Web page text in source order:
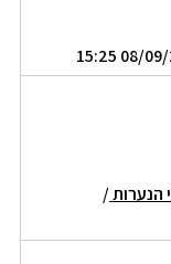
הנערות/